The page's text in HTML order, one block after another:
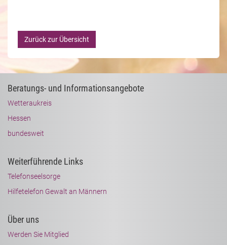
Zurück zur Übersicht
Beratungs- und Informationsangebote
Wetteraukreis
Hessen
bundesweit
Weiterführende Links
Telefonseelsorge
Hilfetelefon Gewalt an Männern
Über uns
Werden Sie Mitglied